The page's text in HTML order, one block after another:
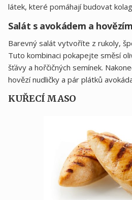
látek, které pomáhají budovat
Salát s avokádem a
Barevný salát vytvoříte z rukoly,
Tuto kombinaci pokapejte směsí
šťávy a hořčičných semínek.
hovězí nudličky a pár plátků
KUŘECÍ MASO